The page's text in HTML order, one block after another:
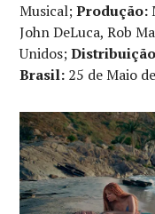
Musical;Produção:
John DeLuca, Rob
Unidos;
Brasil: 25 de Maio